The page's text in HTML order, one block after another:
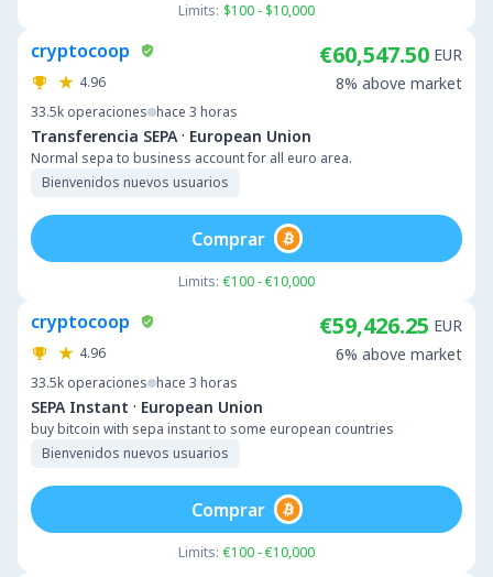
Limits: $100 - $10,000
cryptocoop
4.96
33.5k operaciones hace 3 horas
Transferencia SEPA · European Union
Normal sepa to business account for all euro area.
Bienvenidos nuevos usuarios
€60,547.50 EUR
8% above market
Limits: €100 - €10,000
Comprar
cryptocoop
4.96
33.5k operaciones hace 3 horas
SEPA Instant · European Union
buy bitcoin with sepa instant to some european countries
Bienvenidos nuevos usuarios
€59,426.25 EUR
6% above market
Limits: €100 - €10,000
Comprar